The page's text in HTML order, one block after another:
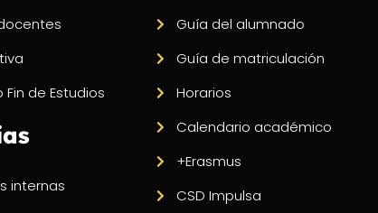
Fin de Estudios
internas
Guía del alumnado
Guía de matriculación
Horarios
Calendario académico
+Erasmus
CSD Impulsa